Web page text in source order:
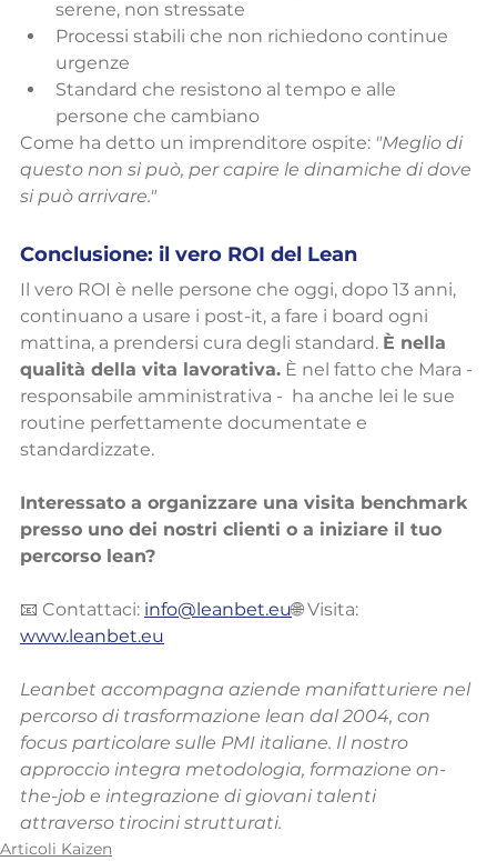
serene, non stressate
Processi stabili che non richiedono continue
urgenze
Standard che resistono al tempo e alle
persone che cambiano
Come ha detto un imprenditore ospite: "Meglio di
questo non si può, per capire le dinamiche di dove
si può arrivare."
Conclusione: il vero ROI del Lean
Il vero ROI è nelle persone che oggi, dopo 13 anni,
continuano a usare i post-it, a fare i board ogni
mattina, a prendersi cura degli standard. È nella
qualità della vita lavorativa. È nel fatto che Mara -
responsabile amministrativa -  ha anche lei le sue
routine perfettamente documentate e
standardizzate.
Interessato a organizzare una visita benchmark
presso uno dei nostri clienti o a iniziare il tuo
percorso lean?
📧 Contattaci: info@leanbet.eu🌐 Visita:
www.leanbet.eu
Leanbet accompagna aziende manifatturiere nel
percorso di trasformazione lean dal 2004, con
focus particolare sulle PMI italiane. Il nostro
approccio integra metodologia, formazione on-
the-job e integrazione di giovani talenti
attraverso tirocini strutturati.
Articoli Kaizen